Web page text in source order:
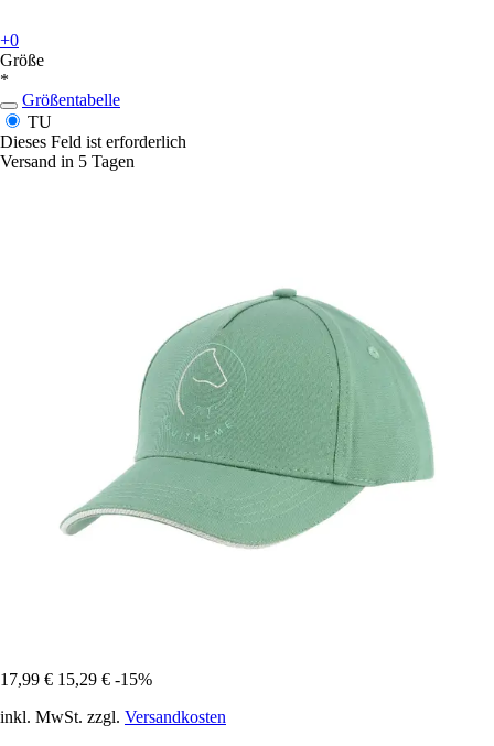
+0
Größe
*
Größentabelle
TU
Dieses Feld ist erforderlich
Versand in 5 Tagen
17,99 € 15,29 € -15%
inkl. MwSt. zzgl. Versandkosten